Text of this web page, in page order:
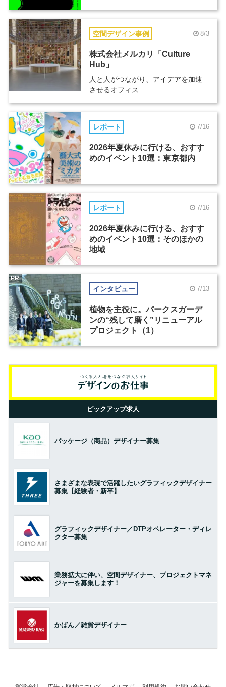
空間デザイン事例 8/3
株式会社メルカリ「Culture
Hub」
人と人がつながり、アイデアを加速
させるオフィス
レポート 7/16
2026年夏休みに行ける、おすす
めのイベント10選：東京都内
レポート 7/16
2026年夏休みに行ける、おすす
めのイベント10選：そのほかの
地域
インタビュー 7/13
植物を主役に。パークスガーデ
ンの“残して磨く”リニューアル
プロジェクト（1）
PR
ピックアップ求人
パッケージ（商品）デザイナー募集
さまざまな表現で活躍したいグラフィックデザイナー
募集【経験者・新卒】
グラフィックデザイナー／DTPオペレーター・ディレ
クター募集
業務拡大に伴い、空間デザイナー、プロジェクトマネ
ジャーを募集します！
かばん／雑貨デザイナー